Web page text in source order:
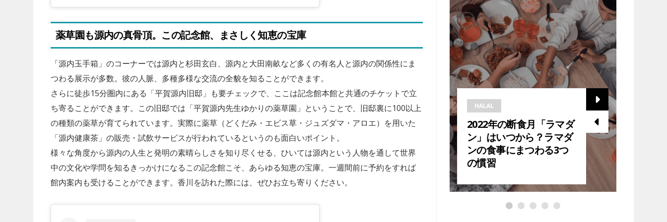
薬草園も源内の真骨頂。この記念館、まさしく知恵の宝庫
「源内玉手箱」のコーナーでは源内と杉田玄白、源内と大田南畝など多くの有名人と源内の関係性にま
つわる展示が多数。彼の人脈、多種多様な交流の全貌を知ることができます。
さらに徒歩15分圏内にある「平賀源内旧邸」も要チェックで、ここは記念館本館と共通のチケットで立
ち寄ることができます。この旧邸では「平賀源内先生ゆかりの薬草園」ということで、旧邸裏に100以上
の種類の薬草が育てられています。実際に薬草（どくだみ・エビス草・ジュズダマ・アロエ）を用いた
「源内健康茶」の販売・試飲サービスが行われているというのも面白いポイント。
様々な角度から源内の人生と発明の素晴らしさを知り尽くせる、ひいては源内という人物を通して世界
中の文化や学問を知るきっかけになるこの記念館こそ、あらゆる知恵の宝庫。一週間前に予約をすれば
館内案内も受けることができます。香川を訪れた際には、ぜひお立ち寄りください。
替肉メーカーの
VEGAN&VEGETARIAN
「卵の価格高騰」はいつ
まで続く？今後の予測と
対策について
HALAL
2024年のラマダンはいつ
から？ラマダンに関して
日本人が知っておきたい
7つのこととは？
HALAL
2022年の断食月「ラマダ
ン」はいつから？ラマダ
ンの食事にまつわる3つ
の慣習